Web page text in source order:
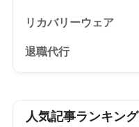
リカバリーウェア
退職代行
人気記事ランキング